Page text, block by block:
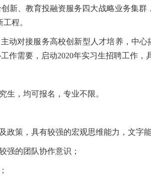
新、教育投融资服务四大战略业务集
程。
动对接服务高校创新型人才培养，中
作需要，启动2020年实习生招聘工作，
生，均可报名，专业不限。
政策，具有较强的宏观思维能力，文字
强的团队协作意识；